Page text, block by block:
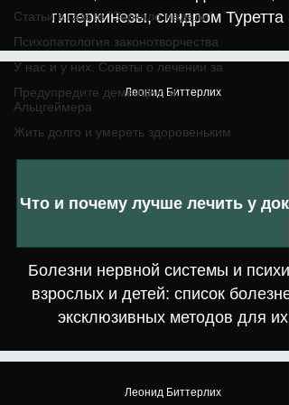
Статьи в газете "Зеркало недели"
Психопатология законотворчества
У нас и у них. Советы о лечении за
Предупредите деменцию и
Альцгеймера
Жить долго и умереть здоровеньким
гиперкинезы, синдром Туретта
Болезни нервной системы и
взрослых и детей: список
эксклюзивных методов для их
Что и почему лучше лечить у
Леонид Биттерлих
Леонид Биттерлих